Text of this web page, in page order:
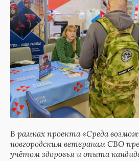
В рамках проекта «Среда
новгородским ветеранам СВО
учётом здоровья и опыта